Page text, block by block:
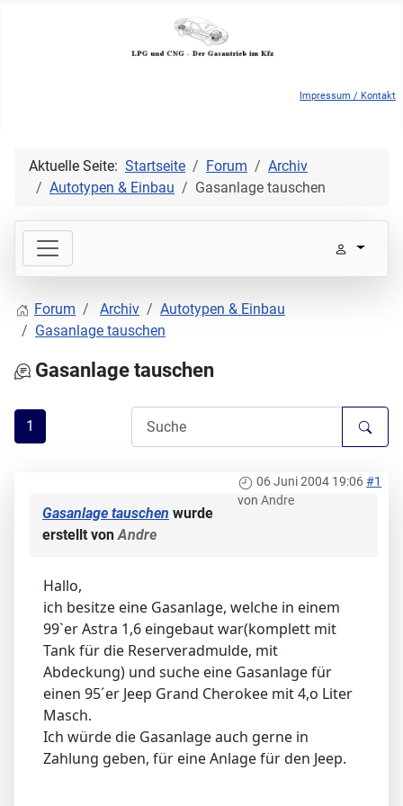
Impressum / Kontakt
Aktuelle Seite: Startseite Forum
Archiv
Autotypen & Einbau
Gasanlage tauschen
Forum Archiv
Autotypen & Einbau
Gasanlage tauschen
Gasanlage tauschen
1
06 Juni 2004 19:06#1
von Andre
Gasanlage tauschen wurde
erstellt vonAndre
Hallo,
ich besitze eine Gasanlage, welche in einem
99`er Astra 1,6 eingebaut war(komplett mit
Tank für die Reserveradmulde, mit
Abdeckung) und suche eine Gasanlage für
einen 95´er Jeep Grand Cherokee mit 4,o Liter
Masch.
Ich würde die Gasanlage auch gerne in
Zahlung geben, für eine Anlage für den Jeep.